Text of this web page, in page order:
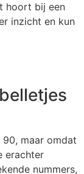
hoort bij een
inzicht en kun
maar omdat
erachter
nummers,